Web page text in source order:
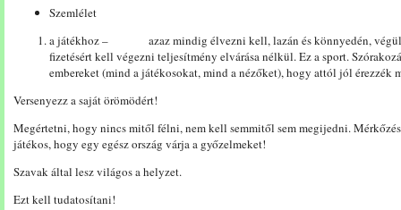
Szemlélet
a játékhoz – azaz mindig élvezni kell, lazán és könnyedén, végül
fizetésért kell végezni teljesítmény elvárása nélkül. Ez a sport.
embereket (mind a játékosokat, mind a nézőket), hogy attól jól érezzék
Versenyezz a saját örömödért!
Megértetni, hogy nincs mitől félni, nem kell semmitől sem megijedni.
játékos, hogy egy egész ország várja a győzelmeket!
Szavak által lesz világos a helyzet.
Ezt kell tudatosítani!